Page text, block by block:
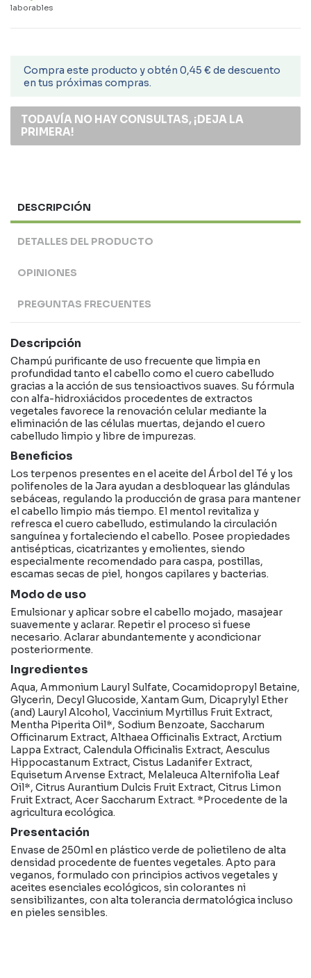
laborables
Compra este producto y obtén 0,45 € de descuento
en tus próximas compras.
TODAVÍA NO HAY CONSULTAS, ¡DEJA LA
PRIMERA!
DESCRIPCIÓN
DETALLES DEL PRODUCTO
OPINIONES
PREGUNTAS FRECUENTES
Descripción
Champú purificante de uso frecuente que limpia en
profundidad tanto el cabello como el cuero cabelludo
gracias a la acción de sus tensioactivos suaves. Su fórmula
con alfa-hidroxiácidos procedentes de extractos
vegetales favorece la renovación celular mediante la
eliminación de las células muertas, dejando el cuero
cabelludo limpio y libre de impurezas.
Beneficios
Los terpenos presentes en el aceite del Árbol del Té y los
polifenoles de la Jara ayudan a desbloquear las glándulas
sebáceas, regulando la producción de grasa para mantener
el cabello limpio más tiempo. El mentol revitaliza y
refresca el cuero cabelludo, estimulando la circulación
sanguínea y fortaleciendo el cabello. Posee propiedades
antisépticas, cicatrizantes y emolientes, siendo
especialmente recomendado para caspa, postillas,
escamas secas de piel, hongos capilares y bacterias.
Modo de uso
Emulsionar y aplicar sobre el cabello mojado, masajear
suavemente y aclarar. Repetir el proceso si fuese
necesario. Aclarar abundantemente y acondicionar
posteriormente.
Ingredientes
Aqua, Ammonium Lauryl Sulfate, Cocamidopropyl Betaine,
Glycerin, Decyl Glucoside, Xantam Gum, Dicaprylyl Ether
(and) Lauryl Alcohol, Vaccinium Myrtillus Fruit Extract,
Mentha Piperita Oil*, Sodium Benzoate, Saccharum
Officinarum Extract, Althaea Officinalis Extract, Arctium
Lappa Extract, Calendula Officinalis Extract, Aesculus
Hippocastanum Extract, Cistus Ladanifer Extract,
Equisetum Arvense Extract, Melaleuca Alternifolia Leaf
Oil*, Citrus Aurantium Dulcis Fruit Extract, Citrus Limon
Fruit Extract, Acer Saccharum Extract. *Procedente de la
agricultura ecológica.
Presentación
Envase de 250ml en plástico verde de polietileno de alta
densidad procedente de fuentes vegetales. Apto para
veganos, formulado con principios activos vegetales y
aceites esenciales ecológicos, sin colorantes ni
sensibilizantes, con alta tolerancia dermatológica incluso
en pieles sensibles.